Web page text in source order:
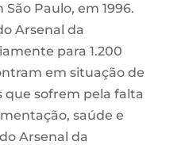
Paulo, em 1996.
Arsenal da
para 1.200
em situação de
que sofrem pela falta
saúde e
Arsenal da